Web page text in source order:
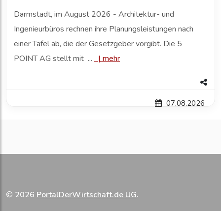
Darmstadt, im August 2026 - Architektur- und
Ingenieurbüros rechnen ihre Planungsleistungen nach
einer Tafel ab, die der Gesetzgeber vorgibt. Die 5
POINT AG stellt mit ...
| mehr
07.08.2026
© 2026 PortalDerWirtschaft.de UG.